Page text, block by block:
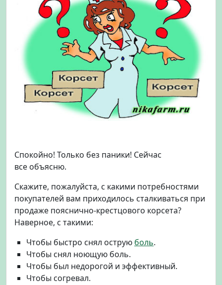
в
ы
б
о
р
а
Спокойно! Только без паники! Сейчас
все объясню.
Скажите, пожалуйста, с какими потребностями
покупателей вам приходилось сталкиваться при
продаже пояснично-крестцового корсета?
Наверное, с такими:
Чтобы быстро снял острую боль.
Чтобы снял ноющую боль.
Чтобы был недорогой и эффективный.
Чтобы согревал.